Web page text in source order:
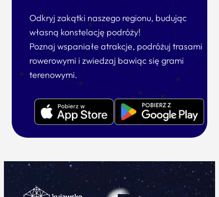
Odkryj zakątki naszego regionu, budując
własną konstelację podróży!
Poznaj wspaniałe atrakcje, podróżuj trasami
rowerowymi i zwiedzaj bawiąc się grami
terenowymi.